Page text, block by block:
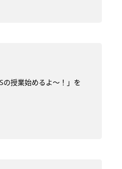
の授業始めるよ～！」を